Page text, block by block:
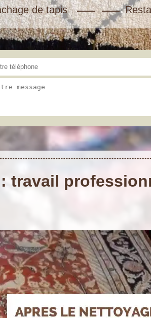
de tapis
travail